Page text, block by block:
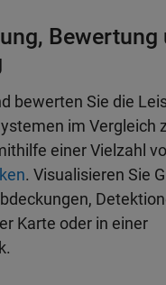
Bewertung
bewerten Sie die
im Vergleich
einer Vielzahl
. Visualisieren Sie
Karte oder in einer